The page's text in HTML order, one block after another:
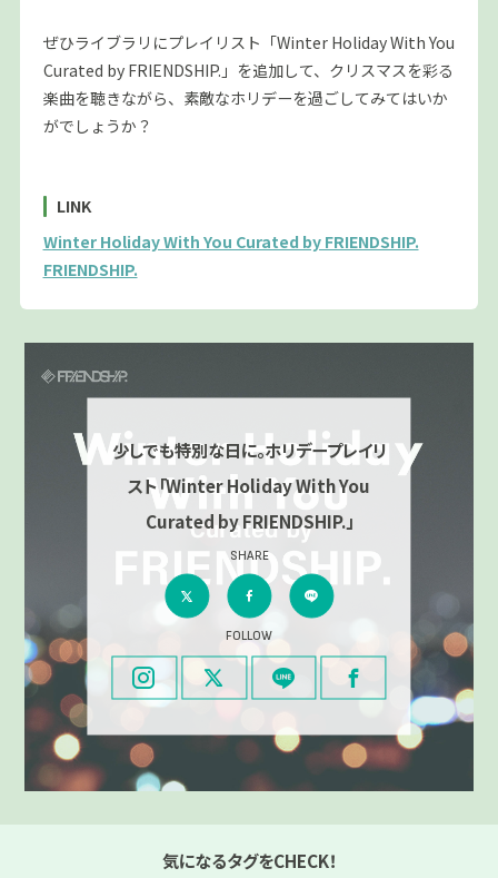
ぜひライブラリにプレイリスト「Winter Holiday With You
Curated by FRIENDSHIP.」を追加して、クリスマスを彩る
楽曲を聴きながら、素敵なホリデーを過ごしてみてはいか
がでしょうか？
LINK
Winter Holiday With You Curated by FRIENDSHIP.
FRIENDSHIP.
少しでも特別な日に。ホリデープレイリ
スト「Winter Holiday With You
Curated by FRIENDSHIP.」
SHARE
FOLLOW
気になるタグをCHECK！